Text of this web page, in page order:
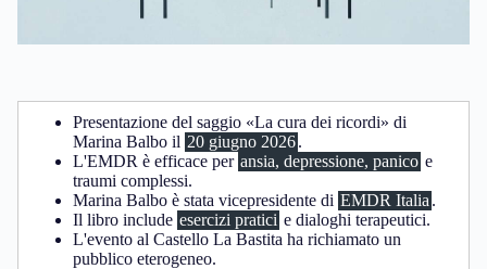
Presentazione del saggio «La cura dei ricordi» di
Marina Balbo il 20 giugno 2026.
L'EMDR è efficace per ansia, depressione, panico e
traumi complessi.
Marina Balbo è stata vicepresidente di EMDR Italia .
Il libro include esercizi pratici e dialoghi terapeutici.
L'evento al Castello La Bastita ha richiamato un
pubblico eterogeneo.